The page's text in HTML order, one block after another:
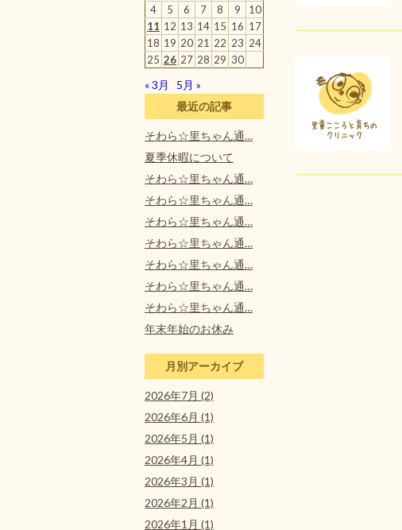
4
5 6 7 8 9
10
11 12 13 14 15 16 17
18 19 20 21 22 23 24
25 26 27 28 29 30
« 3月
5月 »
最近の記事
そわら☆里ちゃん通…
夏季休暇について
そわら☆里ちゃん通…
そわら☆里ちゃん通…
そわら☆里ちゃん通…
そわら☆里ちゃん通…
そわら☆里ちゃん通…
そわら☆里ちゃん通…
そわら☆里ちゃん通…
年末年始のお休み
月別アーカイブ
2026年7月 (2)
2026年6月 (1)
2026年5月 (1)
2026年4月 (1)
2026年3月 (1)
2026年2月 (1)
2026年1月 (1)